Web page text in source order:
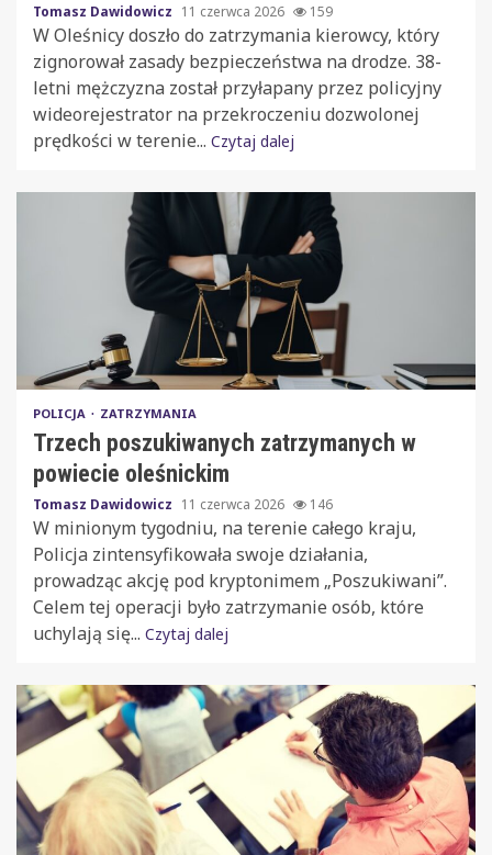
Tomasz Dawidowicz 11 czerwca 2026 159
W Oleśnicy doszło do zatrzymania kierowcy, który
zignorował zasady bezpieczeństwa na drodze. 38-
letni mężczyzna został przyłapany przez policyjny
wideorejestrator na przekroczeniu dozwolonej
prędkości w terenie... Czytaj dalej
POLICJA ZATRZYMANIA
Trzech poszukiwanych zatrzymanych w
powiecie oleśnickim
Tomasz Dawidowicz 11 czerwca 2026 146
W minionym tygodniu, na terenie całego kraju,
Policja zintensyfikowała swoje działania,
prowadząc akcję pod kryptonimem „Poszukiwani”.
Celem tej operacji było zatrzymanie osób, które
uchylają się... Czytaj dalej